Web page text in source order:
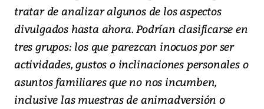
tratar de analizar algunos de los aspectos
divulgados hasta ahora. Podrían clasificarse en
tres grupos: los que parezcan inocuos por ser
actividades, gustos o inclinaciones personales o
asuntos familiares que no nos incumben,
inclusive las muestras de animadversión o